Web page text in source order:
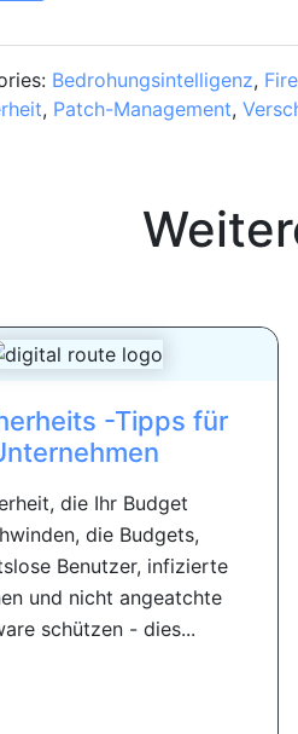
Bedrohungsintelligenz,
, Patch-Management,
-Tipps für
die Ihr Budget
die Budgets,
Benutzer, infizierte
und nicht angeatchte
schützen - dies...